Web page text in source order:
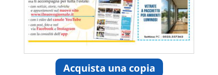
Acquista una copia